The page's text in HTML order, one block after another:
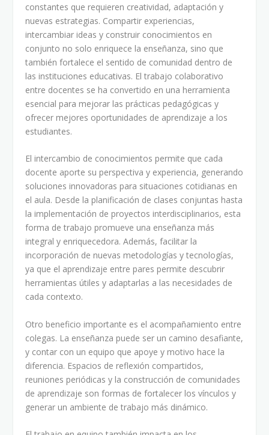
constantes que requieren creatividad, adaptación y
nuevas estrategias. Compartir experiencias,
intercambiar ideas y construir conocimientos en
conjunto no solo enriquece la enseñanza, sino que
también fortalece el sentido de comunidad dentro de
las instituciones educativas. El trabajo colaborativo
entre docentes se ha convertido en una herramienta
esencial para mejorar las prácticas pedagógicas y
ofrecer mejores oportunidades de aprendizaje a los
estudiantes.
El intercambio de conocimientos permite que cada
docente aporte su perspectiva y experiencia, generando
soluciones innovadoras para situaciones cotidianas en
el aula. Desde la planificación de clases conjuntas hasta
la implementación de proyectos interdisciplinarios, esta
forma de trabajo promueve una enseñanza más
integral y enriquecedora. Además, facilitar la
incorporación de nuevas metodologías y tecnologías,
ya que el aprendizaje entre pares permite descubrir
herramientas útiles y adaptarlas a las necesidades de
cada contexto.
Otro beneficio importante es el acompañamiento entre
colegas. La enseñanza puede ser un camino desafiante,
y contar con un equipo que apoye y motivo hace la
diferencia. Espacios de reflexión compartidos,
reuniones periódicas y la construcción de comunidades
de aprendizaje son formas de fortalecer los vínculos y
generar un ambiente de trabajo más dinámico.